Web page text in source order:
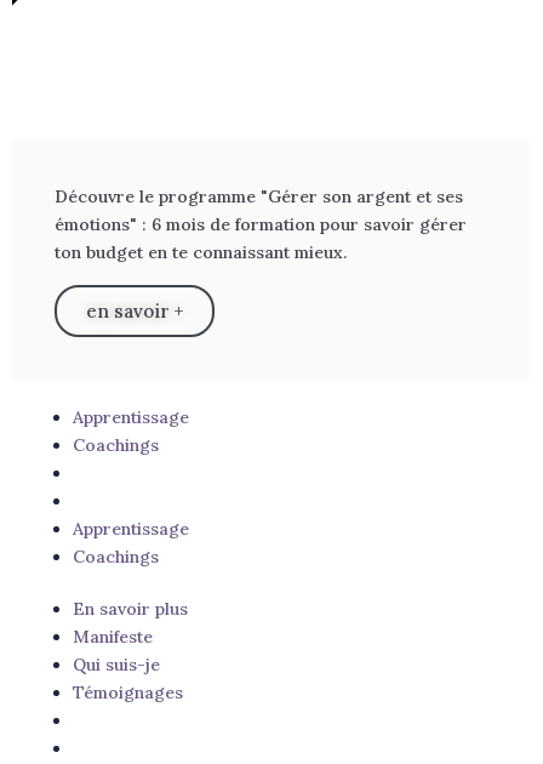
Découvre le programme "Gérer son argent et ses
émotions" : 6 mois de formation pour savoir gérer
ton budget en te connaissant mieux.
en savoir +
Apprentissage
Coachings
Apprentissage
Coachings
En savoir plus
Manifeste
Qui suis-je
Témoignages